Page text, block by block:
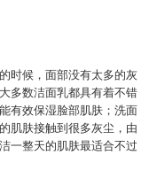
时候，面部没有太多的灰
多数洁面乳都具有着不错
有效保湿脸部肌肤；洗面
肌肤接触到很多灰尘，由
一整天的肌肤最适合不过